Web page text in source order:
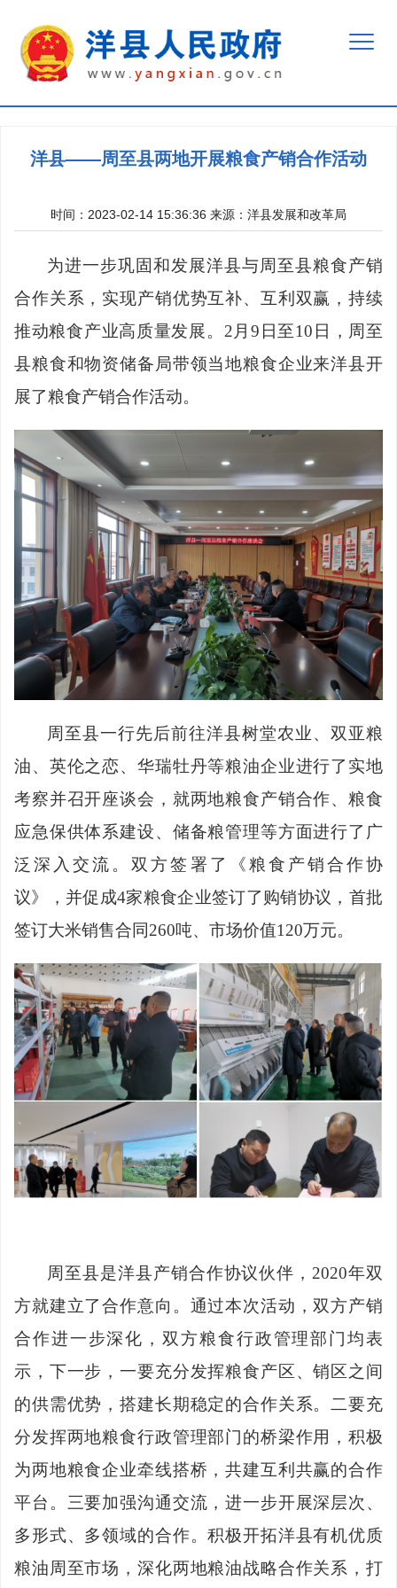
洋县——周至县两地开展粮食产销合作活动
时间：2023-02-14 15:36:36 来源： 洋县发展和改革局
为进一步巩固和发展洋县与周至县粮食产销
合作关系，实现产销优势互补、互利双赢，持续
推动粮食产业高质量发展。 2月9日至10日，周至
县粮食和物资储备局带领当地粮食企业来洋县开
展了粮食产销合作活动。
周至县一行先后前往洋县树堂农业、双亚粮
油、英伦之恋、华瑞牡丹等粮油企业进行了实地
考察并召开座谈会，就两地粮食产销合作、粮食
应急保供体系建设、储备粮管理等方面进行了广
泛深入交流。双方签署了《粮食产销合作协
议》，并促成4家粮食企业签订了购销协议，首批
签订大米销售合同260吨、市场价值120万元。
周至县是洋县产销合作协议伙伴， 2020年双
方就建立了合作意向。通过本次活动，双方产销
合作进一步深化，双方粮食行政管理部门均表
示，下一步，一要充分发挥粮食产区、销区之间
的供需优势，搭建长期稳定的合作关系。 二要充
分发挥两地粮食行政管理部门的桥梁作用，积极
为两地粮食企业牵线搭桥，共建互利共赢的合作
平台。 三要加强沟通交流，进一步开展深层次、
多形式、多领域的合作。积极开拓洋县有机优质
粮油周至市场，深化两地粮油战略合作关系，打